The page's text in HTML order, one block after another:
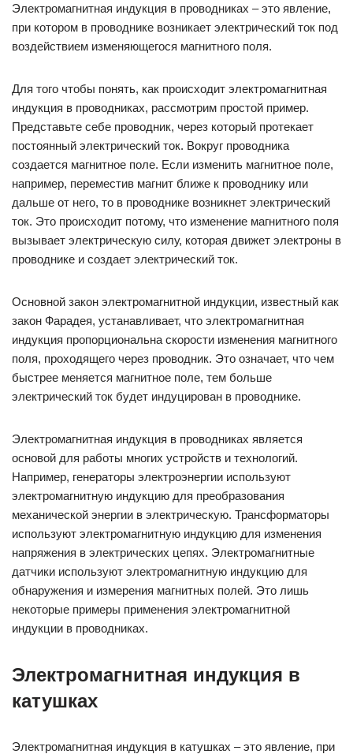
Электромагнитная индукция в проводниках – это явление,
при котором в проводнике возникает электрический ток под
воздействием изменяющегося магнитного поля.
Для того чтобы понять, как происходит электромагнитная
индукция в проводниках, рассмотрим простой пример.
Представьте себе проводник, через который протекает
постоянный электрический ток. Вокруг проводника
создается магнитное поле. Если изменить магнитное поле,
например, переместив магнит ближе к проводнику или
дальше от него, то в проводнике возникнет электрический
ток. Это происходит потому, что изменение магнитного поля
вызывает электрическую силу, которая движет электроны в
проводнике и создает электрический ток.
Основной закон электромагнитной индукции, известный как
закон Фарадея, устанавливает, что электромагнитная
индукция пропорциональна скорости изменения магнитного
поля, проходящего через проводник. Это означает, что чем
быстрее меняется магнитное поле, тем больше
электрический ток будет индуцирован в проводнике.
Электромагнитная индукция в проводниках является
основой для работы многих устройств и технологий.
Например, генераторы электроэнергии используют
электромагнитную индукцию для преобразования
механической энергии в электрическую. Трансформаторы
используют электромагнитную индукцию для изменения
напряжения в электрических цепях. Электромагнитные
датчики используют электромагнитную индукцию для
обнаружения и измерения магнитных полей. Это лишь
некоторые примеры применения электромагнитной
индукции в проводниках.
Электромагнитная индукция в
катушках
Электромагнитная индукция в катушках – это явление, при